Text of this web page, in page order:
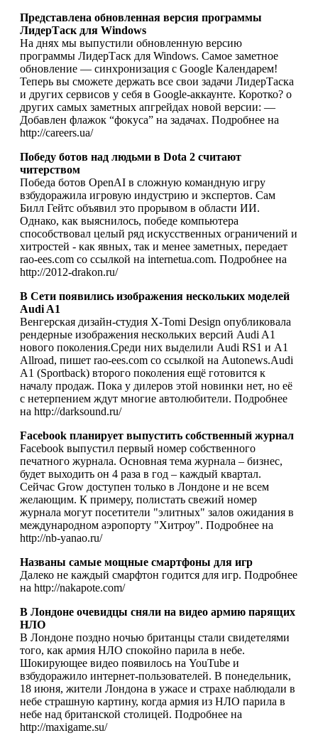
Представлена обновленная версия программы
ЛидерТаск для Windows
На днях мы выпустили обновленную версию
программы ЛидерТаск для Windows. Самое заметное
обновление — синхронизация с Google Календарем!
Теперь вы сможете держать все свои задачи ЛидерТаска
и других сервисов у себя в Google-аккаунте. Коротко? о
других самых заметных апгрейдах новой версии: —
Добавлен флажок “фокуса” на задачах. Подробнее на
http://careers.ua/
Победу ботов над людьми в Dota 2 считают
читерством
Победа ботов OpenAI в сложную командную игру
взбудоражила игровую индустрию и экспертов. Сам
Билл Гейтс объявил это прорывом в области ИИ.
Однако, как выяснилось, победе компьютера
способствовал целый ряд искусственных ограничений и
хитростей - как явных, так и менее заметных, передает
rao-ees.com со ссылкой на internetua.com. Подробнее на
http://2012-drakon.ru/
В Сети появились изображения нескольких моделей
Audi A1
Венгерская дизайн-студия X-Tomi Design опубликовала
рендерные изображения нескольких версий Audi A1
нового поколения.Среди них выделили Audi RS1 и A1
Allroad, пишет rao-ees.com со ссылкой на Autonews.Audi
A1 (Sportback) второго поколения ещё готовится к
началу продаж. Пока у дилеров этой новинки нет, но её
с нетерпением ждут многие автолюбители. Подробнее
на http://darksound.ru/
Facebook планирует выпустить собственный журнал
Facebook выпустил первый номер собственного
печатного журнала. Основная тема журнала – бизнес,
будет выходить он 4 раза в год – каждый квартал.
Сейчас Grow доступен только в Лондоне и не всем
желающим. К примеру, полистать свежий номер
журнала могут посетители "элитных" залов ожидания в
международном аэропорту "Хитроу". Подробнее на
http://nb-yanao.ru/
Названы самые мощные смартфоны для игр
Далеко не каждый смарфтон годится для игр. Подробнее
на http://nakapote.com/
В Лондоне очевидцы сняли на видео армию парящих
НЛО
В Лондоне поздно ночью британцы стали свидетелями
того, как армия НЛО спокойно парила в небе.
Шокирующее видео появилось на YouTube и
взбудоражило интернет-пользователей. В понедельник,
18 июня, жители Лондона в ужасе и страхе наблюдали в
небе страшную картину, когда армия из НЛО парила в
небе над британской столицей. Подробнее на
http://maxigame.su/